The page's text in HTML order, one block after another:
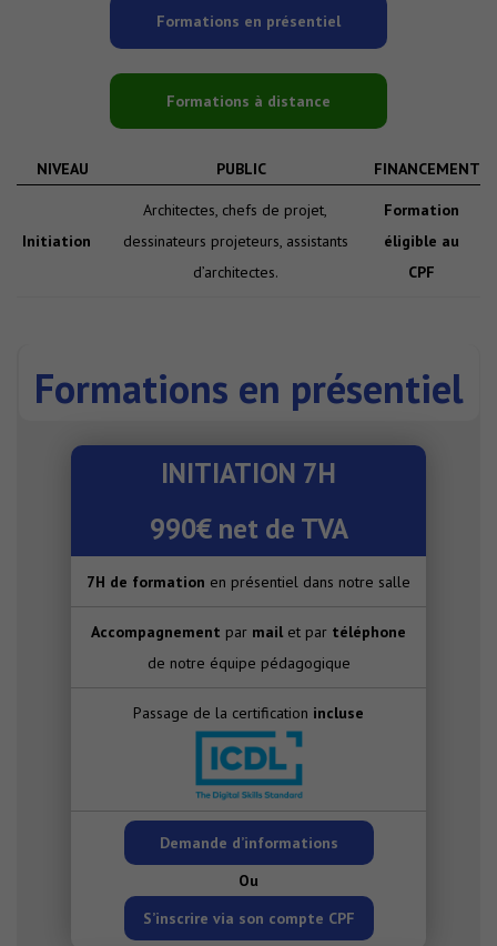
Formations en présentiel
Formations à distance
NIVEAU PUBLIC FINANCEMENT
Initiation
Architectes, chefs de projet,
dessinateurs projeteurs, assistants
d’architectes.
Formation
éligible au
CPF
Formations en présentiel
INITIATION 7H
990€ net de TVA
7H de formation en présentiel dans notre salle
Accompagnement par mail et par téléphone
de notre équipe pédagogique
Passage de la certification incluse
Demande d’informations
Ou
S’inscrire via son compte CPF